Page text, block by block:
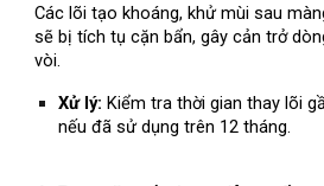
Các lõi tạo khoáng, khử mùi sau
sẽ bị tích tụ cặn bẩn, gây cản trở
vòi.
Xử lý: Kiểm tra thời gian thay lõi
nếu đã sử dụng trên 12 tháng.